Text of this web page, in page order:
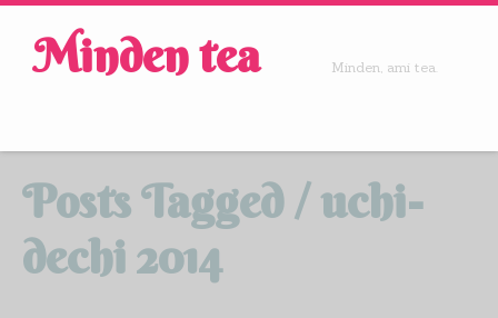
Minden tea Minden, ami tea.
Posts Tagged /uchi-
dechi 2014